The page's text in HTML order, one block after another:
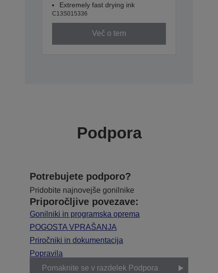
Extremely fast drying ink
C13S015336
Več o tem
Podpora
Potrebujete podporo?
Pridobite najnovejše gonilnike
Priporočljive povezave:
Gonilniki in programska oprema
POGOSTA VPRAŠANJA
Priročniki in dokumentacija
Popravila
Pomaknite se v razdelek Podpora